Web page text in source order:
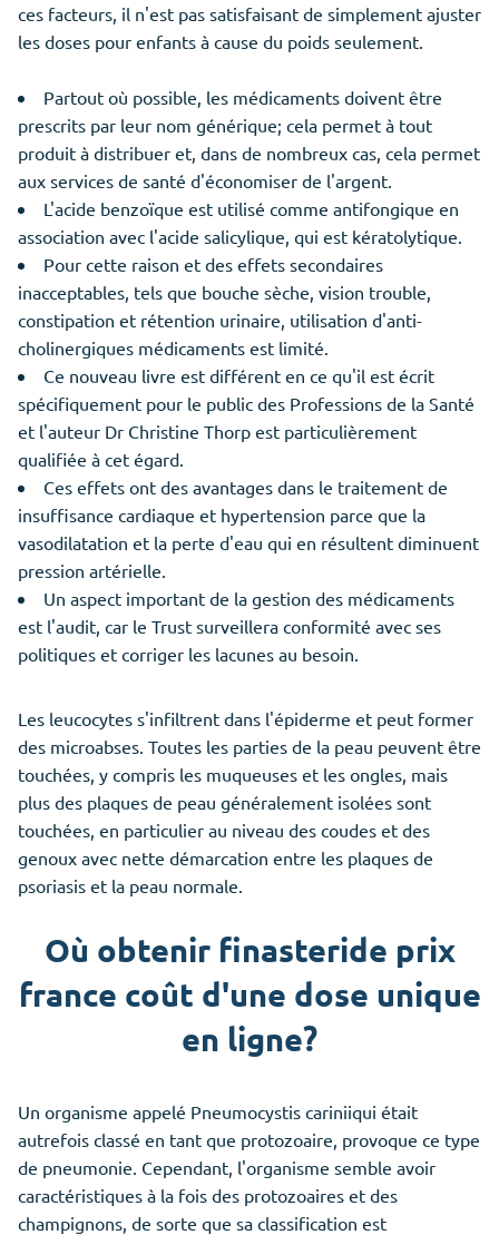
ces facteurs, il n'est pas satisfaisant de simplement ajuster
les doses pour enfants à cause du poids seulement.
Partout où possible, les médicaments doivent être
prescrits par leur nom générique; cela permet à tout
produit à distribuer et, dans de nombreux cas, cela permet
aux services de santé d'économiser de l'argent.
L'acide benzoïque est utilisé comme antifongique en
association avec l'acide salicylique, qui est kératolytique.
Pour cette raison et des effets secondaires
inacceptables, tels que bouche sèche, vision trouble,
constipation et rétention urinaire, utilisation d'anti-
cholinergiques médicaments est limité.
Ce nouveau livre est différent en ce qu'il est écrit
spécifiquement pour le public des Professions de la Santé
et l'auteur Dr Christine Thorp est particulièrement
qualifiée à cet égard.
Ces effets ont des avantages dans le traitement de
insuffisance cardiaque et hypertension parce que la
vasodilatation et la perte d'eau qui en résultent diminuent
pression artérielle.
Un aspect important de la gestion des médicaments
est l'audit, car le Trust surveillera conformité avec ses
politiques et corriger les lacunes au besoin.
Les leucocytes s'infiltrent dans l'épiderme et peut former
des microabses. Toutes les parties de la peau peuvent être
touchées, y compris les muqueuses et les ongles, mais
plus des plaques de peau généralement isolées sont
touchées, en particulier au niveau des coudes et des
genoux avec nette démarcation entre les plaques de
psoriasis et la peau normale.
Où obtenir finasteride prix
france coût d'une dose unique
en ligne?
Un organisme appelé Pneumocystis cariniiqui était
autrefois classé en tant que protozoaire, provoque ce type
de pneumonie. Cependant, l'organisme semble avoir
caractéristiques à la fois des protozoaires et des
champignons, de sorte que sa classification est